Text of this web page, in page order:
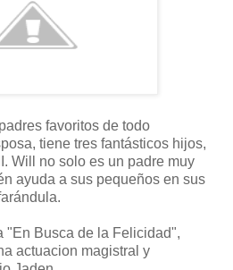
favoritos de todo
tiene tres fantásticos hijos,
Will no solo es un padre muy
ayuda a sus pequeños en sus
"En Busca de la Felicidad",
actuacion magistral y